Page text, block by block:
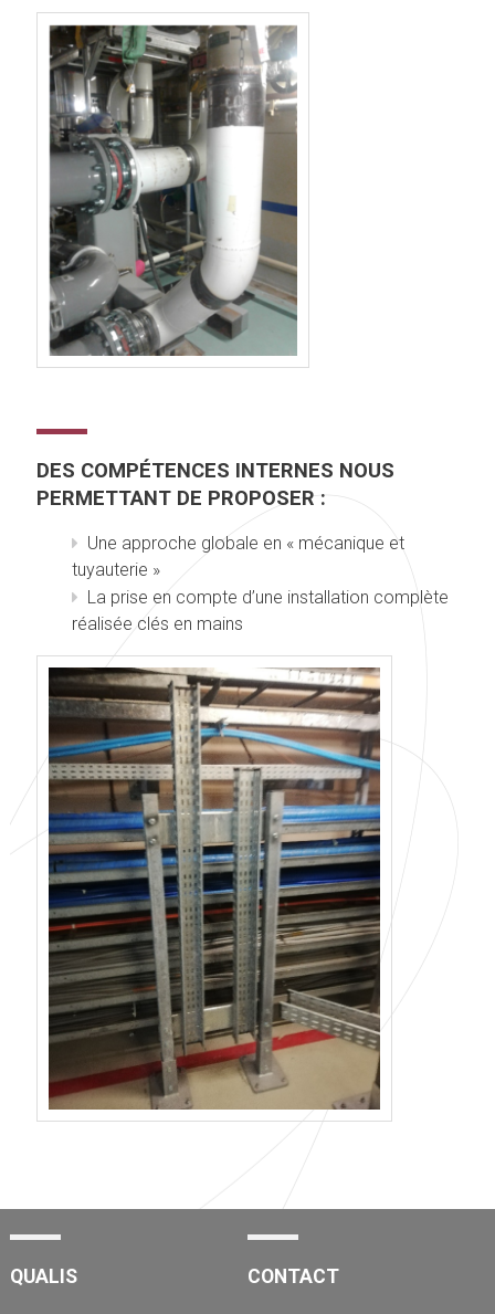
DES COMPÉTENCES INTERNES NOUS
PERMETTANT DE PROPOSER :
Une approche globale en « mécanique et
tuyauterie »
La prise en compte d’une installation complète
réalisée clés en mains
QUALIS CONTACT